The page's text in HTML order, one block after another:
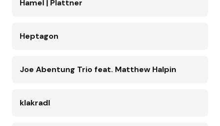
Hamel | Plattner
Heptagon
Joe Abentung Trio feat. Matthew Halpin
klakradl